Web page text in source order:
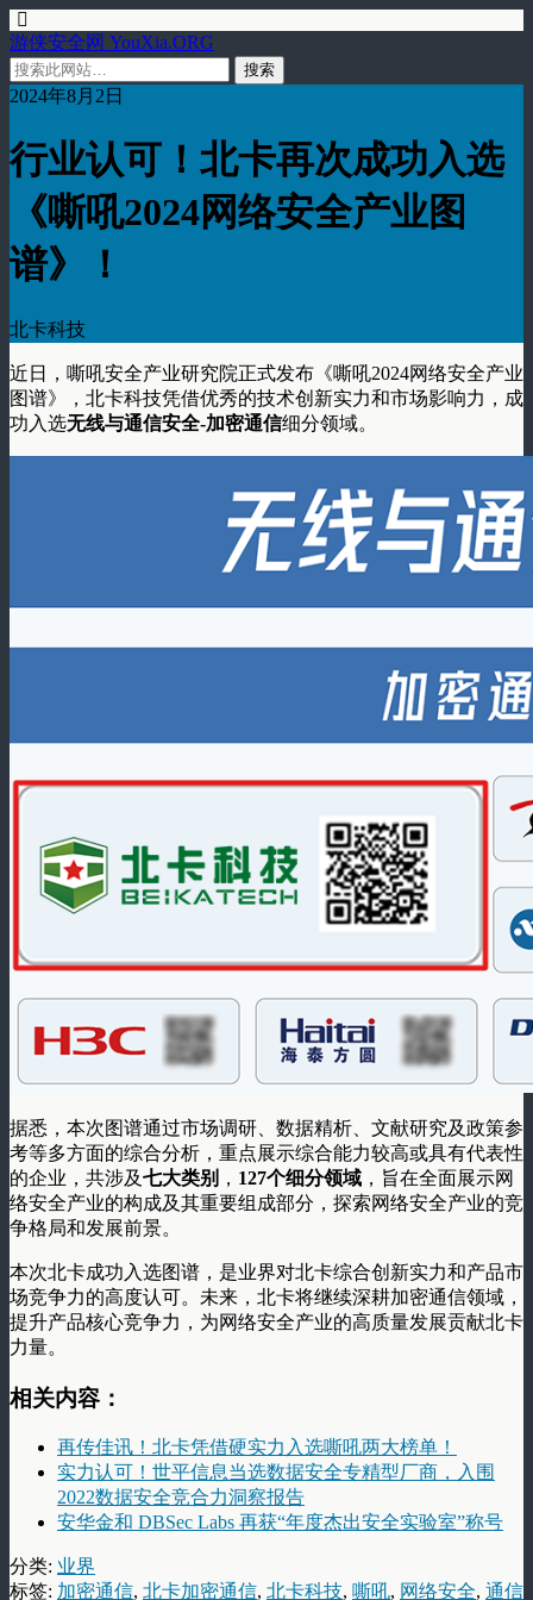
游侠安全网 YouXia.ORG
2024年8月2日
行业认可！北卡再次成功入选
《嘶吼2024网络安全产业图
谱》！
北卡科技
近日，嘶吼安全产业研究院正式发布《嘶吼2024网络安全产业
图谱》，北卡科技凭借优秀的技术创新实力和市场影响力，成
功入选无线与通信安全-加密通信细分领域。
据悉，本次图谱通过市场调研、数据精析、文献研究及政策参
考等多方面的综合分析，重点展示综合能力较高或具有代表性
的企业，共涉及七大类别 ， 127个细分领域 ，旨在全面展示网
络安全产业的构成及其重要组成部分，探索网络安全产业的竞
争格局和发展前景。
本次北卡成功入选图谱，是业界对北卡综合创新实力和产品市
场竞争力的高度认可。未来，北卡将继续深耕加密通信领域，
提升产品核心竞争力，为网络安全产业的高质量发展贡献北卡
力量。
相关内容：
再传佳讯！北卡凭借硬实力入选嘶吼两大榜单！
实力认可！世平信息当选数据安全专精型厂商，入围
2022数据安全竞合力洞察报告
安华金和 DBSec Labs 再获“年度杰出安全实验室”称号
分类: 业界
标签: 加密通信, 北卡加密通信, 北卡科技, 嘶吼, 网络安全, 通信